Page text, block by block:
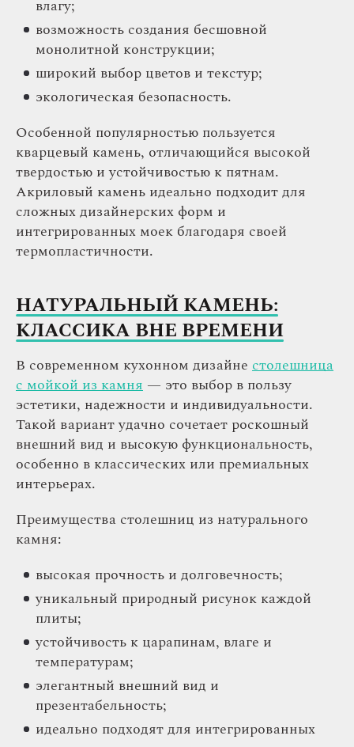
влагу;
возможность создания бесшовной
монолитной конструкции;
широкий выбор цветов и текстур;
экологическая безопасность.
Особенной популярностью пользуется
кварцевый камень, отличающийся высокой
твердостью и устойчивостью к пятнам.
Акриловый камень идеально подходит для
сложных дизайнерских форм и
интегрированных моек благодаря своей
термопластичности.
НАТУРАЛЬНЫЙ КАМЕНЬ:
КЛАССИКА ВНЕ ВРЕМЕНИ
В современном кухонном дизайне столешница
с мойкой из камня — это выбор в пользу
эстетики, надежности и индивидуальности.
Такой вариант удачно сочетает роскошный
внешний вид и высокую функциональность,
особенно в классических или премиальных
интерьерах.
Преимущества столешниц из натурального
камня:
высокая прочность и долговечность;
уникальный природный рисунок каждой
плиты;
устойчивость к царапинам, влаге и
температурам;
элегантный внешний вид и
презентабельность;
идеально подходят для интегрированных